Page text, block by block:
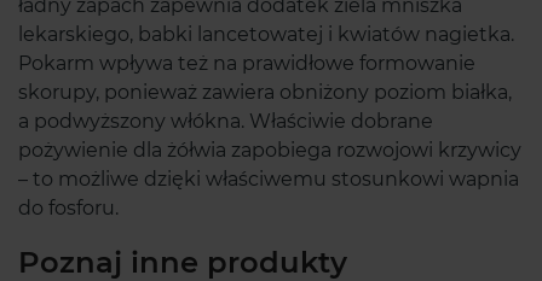
ładny zapach zapewnia dodatek ziela mniszka
lekarskiego, babki lancetowatej i kwiatów nagietka.
Pokarm wpływa też na prawidłowe formowanie
skorupy, ponieważ zawiera obniżony poziom białka,
a podwyższony włókna. Właściwie dobrane
pożywienie dla żółwia zapobiega rozwojowi krzywicy
– to możliwe dzięki właściwemu stosunkowi wapnia
do fosforu.
Poznaj inne produkty